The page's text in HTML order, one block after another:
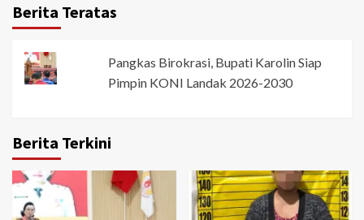
Berita Teratas
Pangkas Birokrasi, Bupati Karolin Siap
Pimpin KONI Landak 2026-2030
Berita Terkini